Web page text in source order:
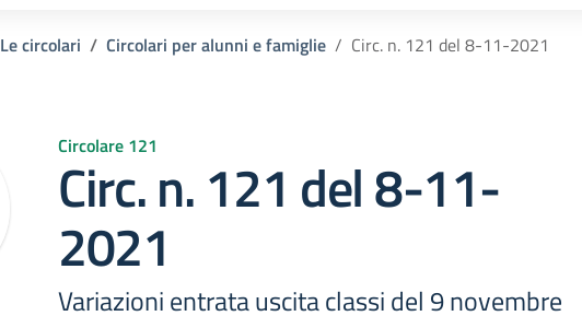
Le circolari Circolari per alunni e famiglie Circ. n. 121 del 8-11-2021
Circolare 121
Circ. n. 121 del 8-11-
2021
Variazioni entrata uscita classi del 9 novembre